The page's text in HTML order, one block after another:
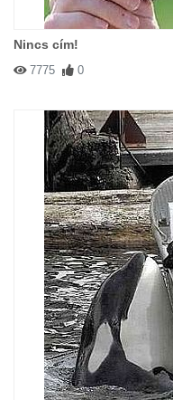
Nincs cím!
7775 0